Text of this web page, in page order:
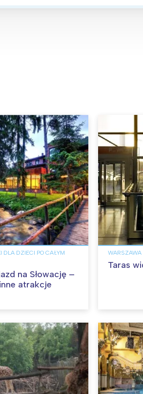
DLA DZIECI PO CAŁYM
na Słowację –
atrakcje
WARSZAWA
Taras